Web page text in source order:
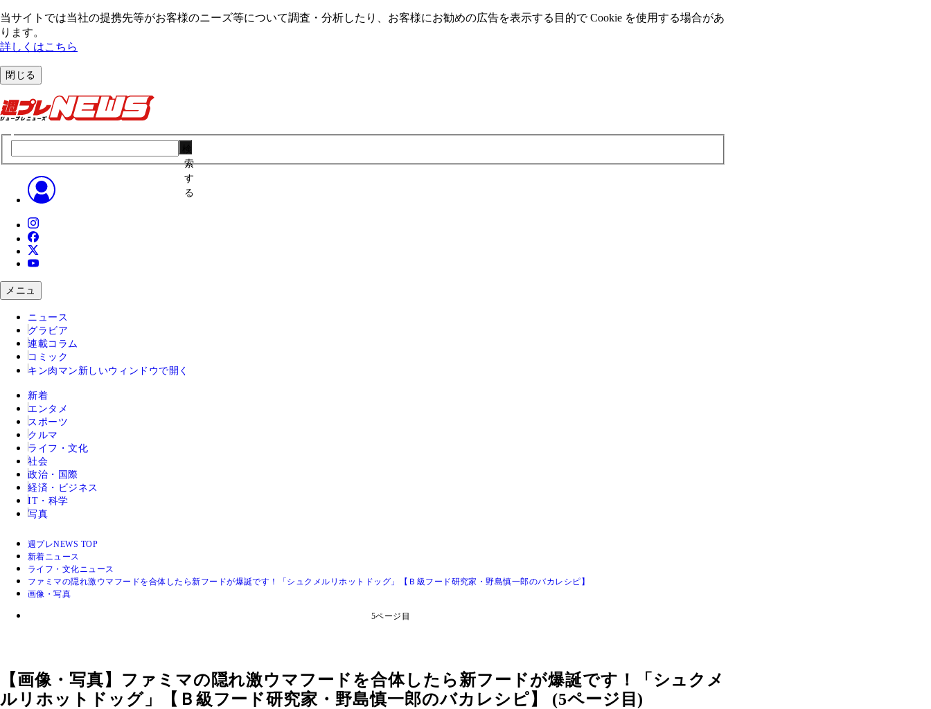
当サイトでは当社の提携先等がお客様のニーズ等について調査・分析したり、お客様にお勧めの広告を表⽰する⽬的で Cookie を使⽤する場合があ
ります。
詳しくはこちら
閉じる
索
す
る
メニュ
ニュース
グラビア
連載コラム
コミック
キン肉マン 新しいウィンドウで開く
新着
エンタメ
スポーツ
クルマ
ライフ・文化
社会
政治・国際
経済・ビジネス
IT・科学
写真
週プレNEWS TOP
新着ニュース
ライフ・文化ニュース
ファミマの隠れ激ウマフードを合体したら新フードが爆誕です！「シュクメルリホットドッグ」【Ｂ級フード研究家・野島慎一郎のバカレシピ】
画像・写真
5ページ目
【画像・写真】ファミマの隠れ激ウマフードを合体したら新フードが爆誕です！「シュクメ
ルリホットドッグ」【Ｂ級フード研究家・野島慎一郎のバカレシピ】 (5ページ目)